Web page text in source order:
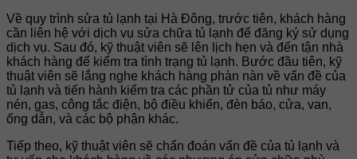
Về quy trình sửa tủ lạnh tại Hà Đông, trước tiên, khách hàng
cần liên hệ với dịch vụ sửa chữa tủ lạnh để đăng ký sử dụng
dịch vụ. Sau đó, kỹ thuật viên sẽ lên lịch hẹn và đến tận nhà
khách hàng để kiểm tra tình trạng tủ lạnh. Bước đầu tiên, kỹ
thuật viên sẽ lắng nghe khách hàng phàn nàn về vấn đề của
tủ lạnh và tiến hành kiểm tra các phần tử của tủ như máy
nén, gas, công tắc điện, bộ điều khiển, đèn báo, cửa, van,
ống dẫn, và các bộ phận khác.
Tiếp theo, kỹ thuật viên sẽ chẩn đoán vấn đề của tủ lạnh và